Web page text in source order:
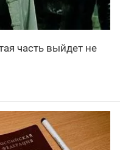
часть выйдет не